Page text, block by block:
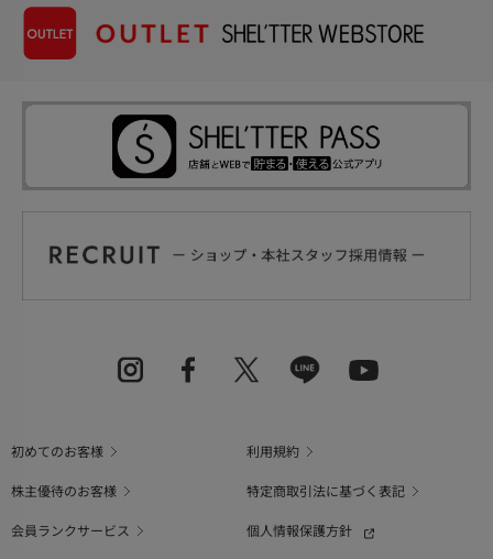
初めてのお客様
利用規約
株主優待のお客様
特定商取引法に基づく表記
会員ランクサービス
個人情報保護方針